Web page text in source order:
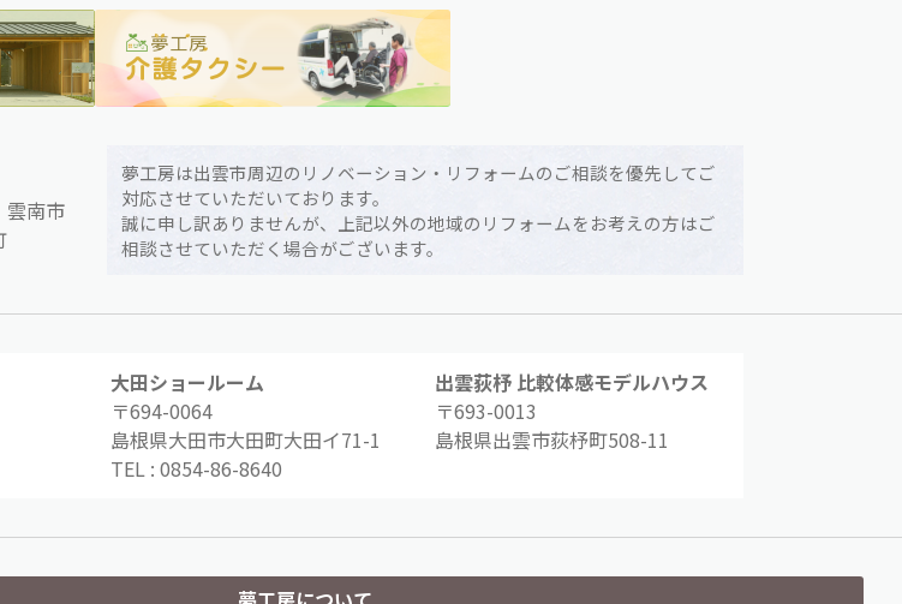
雲南市
夢工房は出雲市周辺のリノベーション・リフォームのご相談を優先してご
対応させていただいております。
誠に申し訳ありませんが、上記以外の地域のリフォームをお考えの方はご
相談させていただく場合がございます。
大田ショールーム
〒694-0064
島根県大田市大田町大田イ71-1
TEL : 0854-86-8640
出雲荻杼 比較体感モデルハウス
〒693-0013
島根県出雲市荻杼町508-11